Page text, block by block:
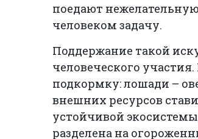
поедают
человеком задачу.
Поддержание такой
человеческого
подкормку: лошади –
внешних ресурсов
устойчивой
разделена на